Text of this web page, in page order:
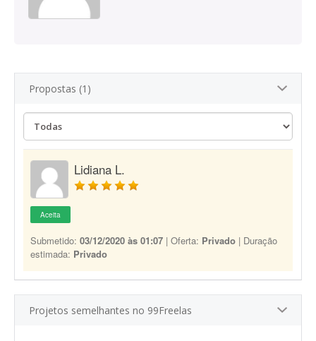
Propostas (1)
Lidiana L.
Aceita
Submetido: 03/12/2020 às 01:07 | Oferta: Privado | Duração
estimada: Privado
Projetos semelhantes no 99Freelas